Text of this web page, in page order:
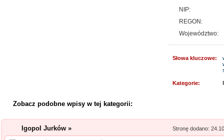
Rehabilitacja
Mikropolaryzacja mózgu, to
Michałkowo. Oczywiście
Archiwizacja dokumentów
NIP:
REGON:
Województwo:
Słowa kluczowe:
Kategorie:
Zobacz podobne wpisy w tej kategorii:
Igopol Jurków » Stronę dodano: